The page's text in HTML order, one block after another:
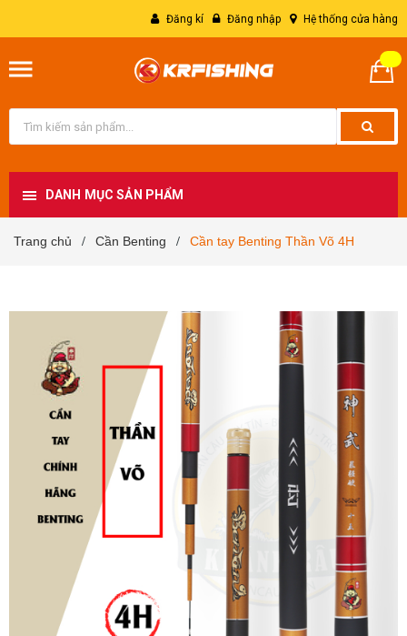
Đăng kí Đăng nhập Hệ thống cửa hàng
DANH MỤC SẢN PHẨM
Trang chủ / Cần Benting / Cần tay Benting Thần Võ 4H